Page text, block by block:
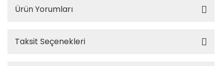
Ürün Yorumları
Taksit Seçenekleri